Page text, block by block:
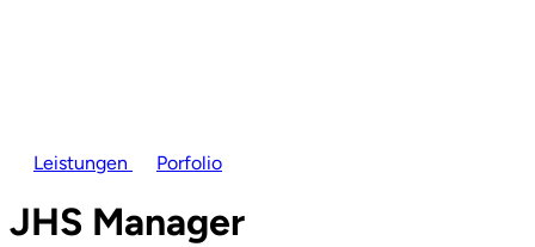
Leistungen Porfolio
JHS Manager